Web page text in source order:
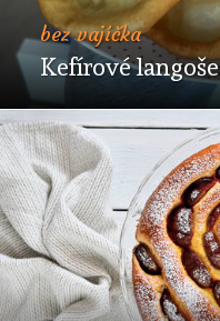
bez vajíčka
Kefírové langoše